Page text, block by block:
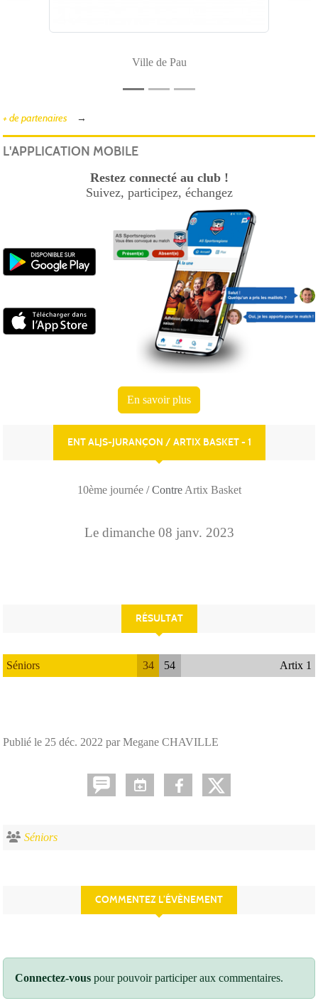
ENT ALJS-JURANÇON / ARTIX BASKET - 1
10ème journée / ContreArtix Basket
Le dimanche 08 janv. 2023
RÉSULTAT
Séniors 34 54 Artix 1
Publié le 25 déc. 2022 par Megane CHAVILLE
Séniors
COMMENTEZ L’ÉVÈNEMENT
Connectez-vous pour pouvoir participer aux commentaires.
Ville de Pau
+ de partenaires
L'APPLICATION MOBILE
Restez connecté au club !
Suivez, participez, échangez
En savoir plus